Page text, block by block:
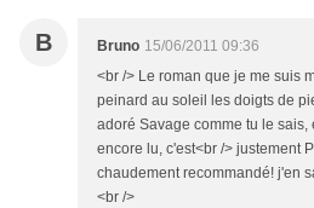
B Bruno 15/06/2011 09:36
<br /> Le roman que je me suis
peinard au soleil les doigts de
adoré Savage comme tu le
encore lu, c'est<br /> justement
chaudement recommandé! j'en
<br />